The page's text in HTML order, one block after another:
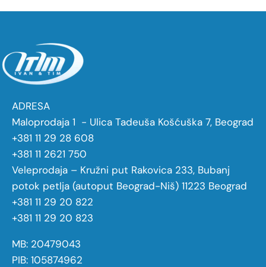
ADRESA
Maloprodaja 1 - Ulica Tadeuša Košćuška 7, Beograd
+381 11 29 28 608
+381 11 2621 750
Veleprodaja – Kružni put Rakovica 233, Bubanj
potok petlja (autoput Beograd-Niš) 11223 Beograd
+381 11 29 20 822
+381 11 29 20 823
MB: 20479043
PIB: 105874962